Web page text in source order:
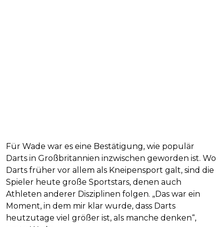
Für Wade war es eine Bestätigung, wie populär
Darts in Großbritannien inzwischen geworden ist. Wo
Darts früher vor allem als Kneipensport galt, sind die
Spieler heute große Sportstars, denen auch
Athleten anderer Disziplinen folgen. „Das war ein
Moment, in dem mir klar wurde, dass Darts
heutzutage viel größer ist, als manche denken“,